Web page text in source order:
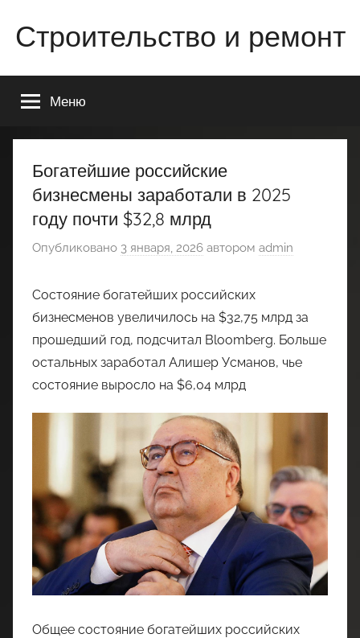
содержимому
Строительство и ремонт
строительстве
ремонте
Вашего
квартиры
Меню
Богатейшие российские
бизнесмены заработали в 2025
году почти $32,8 млрд
Опубликовано 3 января, 2026 автором admin
Состояние богатейших российских
бизнесменов увеличилось на $32,75 млрд за
прошедший год, подсчитал Bloomberg. Больше
остальных заработал Алишер Усманов, чье
состояние выросло на $6,04 млрд
Общее состояние богатейших российских